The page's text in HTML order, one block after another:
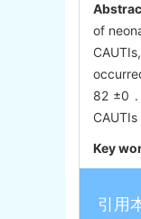
of
82 ±0 .
CAUTIs
Key
引用